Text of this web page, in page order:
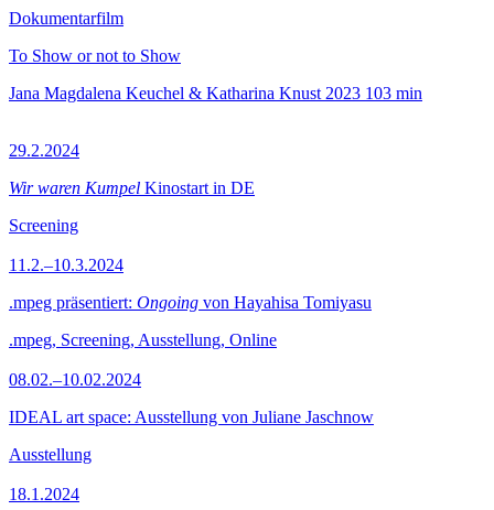
Dokumentarfilm
To Show or not to Show
Jana Magdalena Keuchel & Katharina Knust 2023 103 min
29.2.2024
Wir waren Kumpel Kinostart in DE
Screening
11.2.–10.3.2024
.mpeg präsentiert: Ongoing von Hayahisa Tomiyasu
.mpeg, Screening, Ausstellung, Online
08.02.–10.02.2024
IDEAL art space: Ausstellung von Juliane Jaschnow
Ausstellung
18.1.2024